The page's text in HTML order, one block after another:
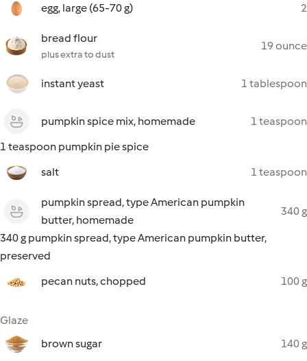
egg, large (65-70 g) 2
bread flour
plus extra to dust
19 ounce
instant yeast 1 tablespoon
pumpkin spice mix, homemade
1 teaspoon
1 teaspoon pumpkin pie spice
salt
1 teaspoon
pumpkin spread, type American pumpkin
butter, homemade
340 g
340 g pumpkin spread, type American pumpkin butter,
preserved
pecan nuts, chopped
100 g
Glaze
brown sugar
140 g